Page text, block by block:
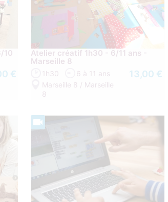
10
€
Atelier créatif 1h30 - 6/11 ans -
Marseille 8
1h30
6 à 11 ans
Marseille 8 / Marseille
8
13,00 €